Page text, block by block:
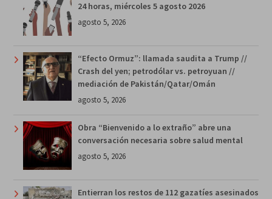
24 horas, miércoles 5 agosto 2026
agosto 5, 2026
“Efecto Ormuz”: llamada saudita a Trump //
Crash del yen; petrodólar vs. petroyuan //
mediación de Pakistán/Qatar/Omán
agosto 5, 2026
Obra “Bienvenido a lo extraño” abre una
conversación necesaria sobre salud mental
agosto 5, 2026
Entierran los restos de 112 gazatíes asesinados